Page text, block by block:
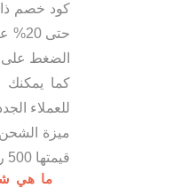
حتى
الضغط على
للعملاء
ميزة الشحن
قيمتها 500 ريال سعودي.
ما هي